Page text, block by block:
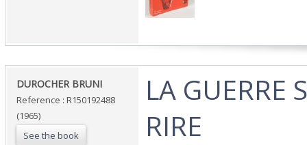
‎DUROCHER BRUNI‎
Reference : R150192488
(1965)
See the book
‎LA GUERRE
RIRE‎